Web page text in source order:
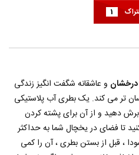
1
درخشان و عاشقانه شگفت انگیز زندگی
تر می کند. یک بطری آب پلاستیکی
دهید و از آن برای پشته کردن
تا فضای در یخچال شما به حداکثر
، قبل از بستن بطری ، آن را کمی